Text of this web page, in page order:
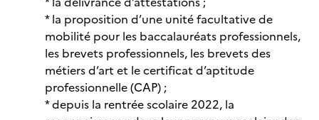
* la délivrance d’attestations ;
* la proposition d’une unité facultative de
mobilité pour les baccalauréats professionnels,
les brevets professionnels, les brevets des
métiers d’art et le certificat d’aptitude
professionnelle (CAP) ;
* depuis la rentrée scolaire 2022, la